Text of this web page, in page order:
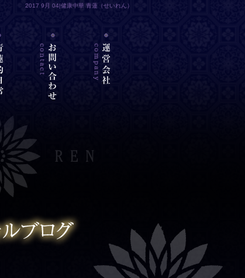
2017 9月 04|健康中華 青蓮（せいれん）